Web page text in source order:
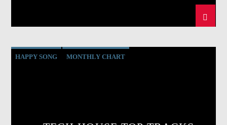
HAPPY SONG MONTHLY CHART